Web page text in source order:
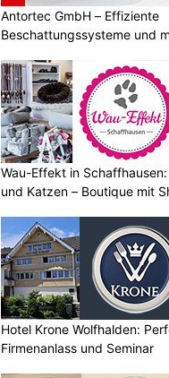
Antortec GmbH – Effiziente
Beschattungssysteme und
Wau-Effekt in
und Katzen – Boutique mit
Hotel Krone Wolfhalden:
Firmenanlass und Seminar